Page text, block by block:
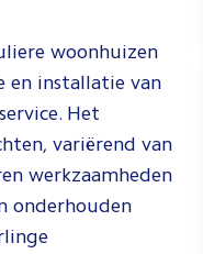
woonhuizen
en installatie van
Het
variërend van
werkzaamheden
onderhouden